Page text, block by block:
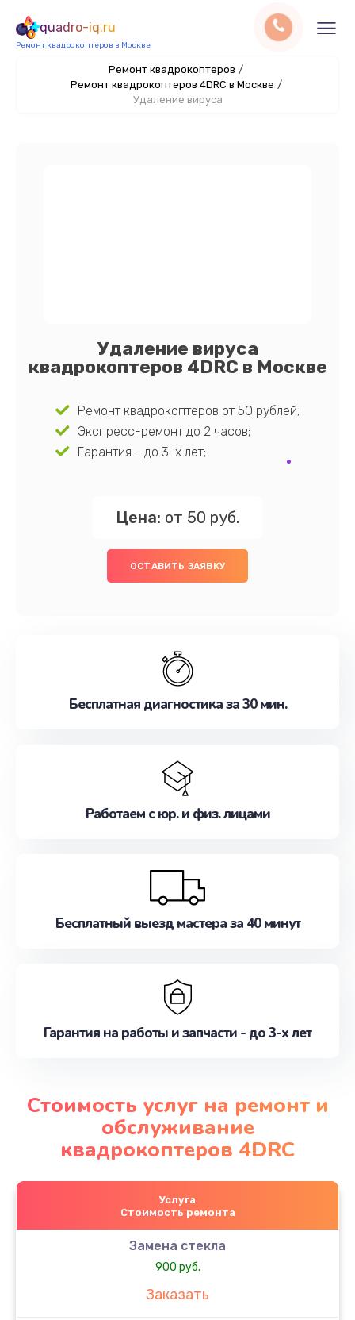
quadro-iq.ru
Ремонт квадрокоптеров в Москве
Ремонт квадрокоптеров /
Ремонт квадрокоптеров 4DRC в Москве /
Удаление вируса
Удаление вируса
квадрокоптеров 4DRC в Москве
Ремонт квадрокоптеров от 50 рублей;
Экспресс-ремонт до 2 часов;
Гарантия - до 3-х лет;
Цена: от 50 руб.
ОСТАВИТЬ ЗАЯВКУ
Бесплатная диагностика за 30 мин.
Работаем с юр. и физ. лицами
Бесплатный выезд мастера за 40 минут
Гарантия на работы и запчасти - до 3-х лет
Стоимость услуг на ремонт и
обслуживание
квадрокоптеров 4DRC
Услуга
Стоимость ремонта
Замена стекла
900 руб.
Заказать